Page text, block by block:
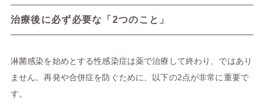
治療後に必ず必要な「2つのこと」
淋菌感染を始めとする性感染症は薬で治療して終わり、ではあり
ません。再発や合併症を防ぐために、以下の2点が非常に重要で
す。